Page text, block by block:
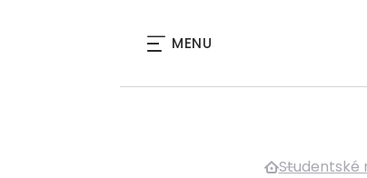
MENU
Studentské